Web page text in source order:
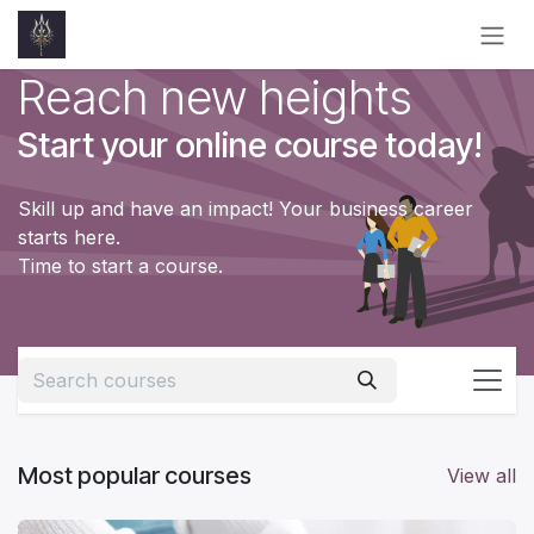
Skip to Content
Reach new heights
Start your online course today!
Skill up and have an impact! Your business career
starts here.
Time to start a course.
View all
Most popular courses